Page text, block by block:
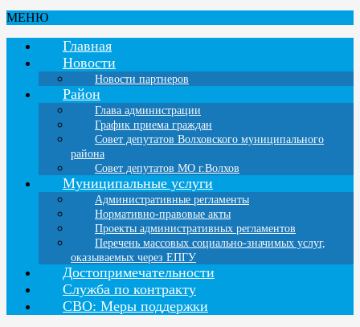
МЕНЮ
Главная
Новости
Новости партнеров
Район
Глава администрации
График приема граждан
Совет депутатов Волховского муниципального
района
Совет депутатов МО г.Волхов
Муниципальные услуги
Административные регламенты
Нормативно-правовые акты
Проекты административных регламентов
Перечень массовых социально-значимых услуг,
оказываемых через ЕПГУ
Достопримечательности
Служба по контракту
СВО: Меры поддержки